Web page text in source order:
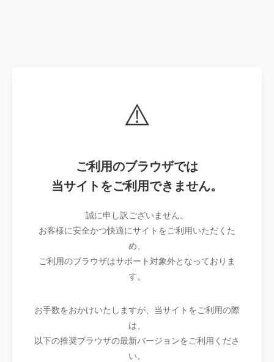
⚠️
ご利用のブラウザでは
当サイトをご利用できません。
誠に申し訳ございません。
お客様に安全かつ快適にサイトをご利用いただくた
め、
ご利用のブラウザはサポート対象外となっておりま
す。
お手数をおかけいたしますが、当サイトをご利用の際
は、
以下の推奨ブラウザの最新バージョンをご利用くださ
い。